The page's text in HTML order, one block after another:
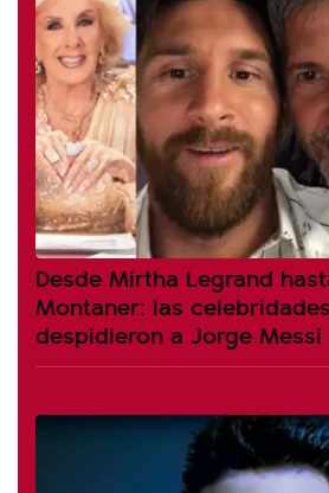
Desde Mirtha Legrand
Montaner: las
despidieron a Jorge Messi